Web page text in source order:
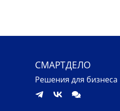
СМАРТДЕЛО
Решения для бизнеса